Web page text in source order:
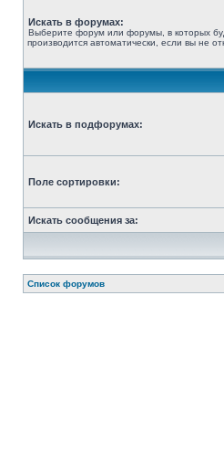
Искать в форумах:
Выберите форум или форумы, в которых
производится автоматически, если вы не
Искать в подфорумах:
Поле сортировки:
Искать сообщения за:
Список форумов